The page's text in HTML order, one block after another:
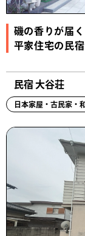
磯の香りが届
平家住宅の民宿
民宿 大谷荘
日本家屋・古民家・